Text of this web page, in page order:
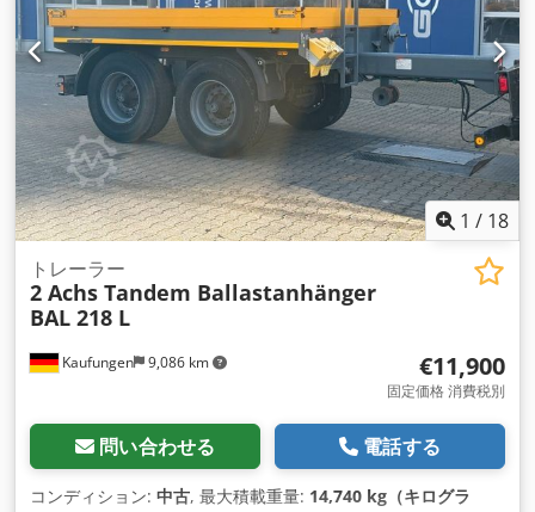
1 / 18
Kaufungen 9,086 km
トレーラー
2 Achs Tandem Ballastanhänger
BAL 218 L
€11,900
固定価格 消費税別
問い合わせる 電話する
コンディション: 中古, 最大積載重量: 14,740 kg（キログラ